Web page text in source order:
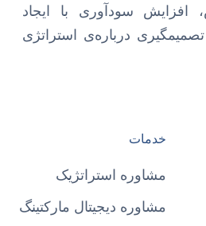
سودآوری با ایجاد
درباره‌ی استراتژی
خدمات
مشاوره استراتژیک
مشاوره دیجیتال مارکتینگ